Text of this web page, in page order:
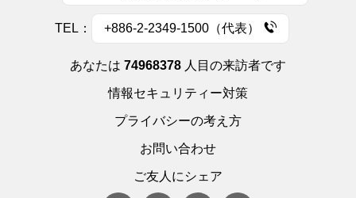
TEL： +886-2-2349-1500（代表）
あなたは 74968378 人目の来訪者です
情報セキュリティー対策
プライバシーの考え方
お問い合わせ
ご友人にシェア